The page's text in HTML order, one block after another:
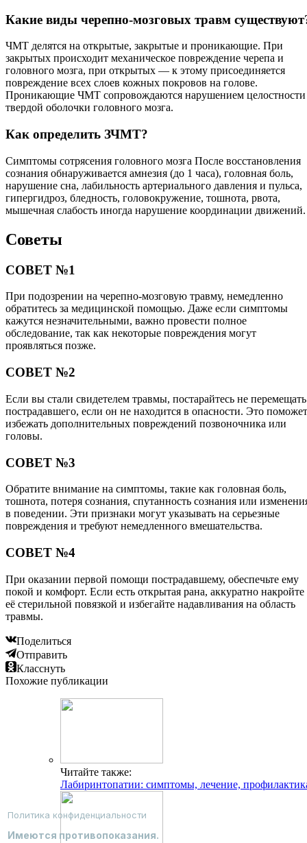
Какие виды черепно-мозговых травм
ЧМТ делятся на открытые, закрытые и проникающие. При
закрытых происходит механическое повреждение черепа и
головного мозга, при открытых — к этому присоединяется
повреждение всех слоев кожных покровов на голове.
Проникающие ЧМТ сопровождаются нарушением целостности
твердой оболочки головного мозга.
Как определить ЗЧМТ?
Симптомы сотрясения головного мозга После восстановления
сознания обнаруживается амнезия (до 1 часа), головная боль,
нарушение сна, лабильность артериального давления и пульса,
гипергидроз, бледность, головокружение, тошнота, рвота,
мышечная слабость иногда нарушение координации движений.
Советы
СОВЕТ №1
При подозрении на черепно-мозговую травму, немедленно
обратитесь за медицинской помощью. Даже если симптомы
кажутся незначительными, важно провести полное
обследование, так как некоторые повреждения могут
проявляться позже.
СОВЕТ №2
Если вы стали свидетелем травмы, постарайтесь не перемещать
пострадавшего, если он не находится в опасности. Это поможет
избежать дополнительных повреждений позвоночника или
головы.
СОВЕТ №3
Обратите внимание на симптомы, такие как головная боль,
тошнота, потеря сознания, спутанность сознания или
в поведении. Эти признаки могут указывать на серьезные
повреждения и требуют немедленного вмешательства.
СОВЕТ №4
При оказании первой помощи пострадавшему, обеспечьте ему
покой и комфорт. Если есть открытая рана, аккуратно накройте
её стерильной повязкой и избегайте надавливания на область
травмы.
Поделиться
Отправить
Класснуть
Похожие публикации
Читайте также:
Лабиринтопатии: симптомы, лечение,
Политика конфиденциальности
Имеются противопоказания.